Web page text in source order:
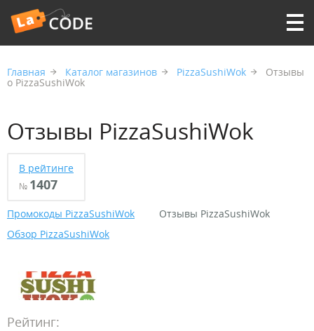
Главная Каталог магазинов PizzaSushiWok Отзывы
о PizzaSushiWok
Отзывы PizzaSushiWok
В рейтинге
№ 1407
Промокоды PizzaSushiWok
Отзывы PizzaSushiWok
Обзор PizzaSushiWok
Рейтинг: